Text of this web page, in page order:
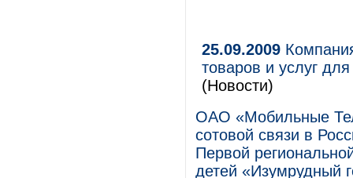
25.09.2009
товаров и услуг
(Новости)
ОАО «Мобильные
сотовой связи в
Первой
детей «Изумрудный